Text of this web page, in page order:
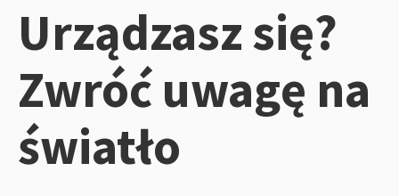
Urządzasz się?
Zwróć uwagę na
światło